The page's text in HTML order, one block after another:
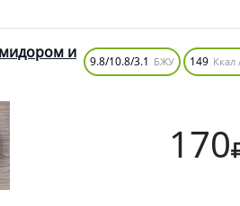
и
9.8/10.8/3.1 БЖУ 149 Ккал
170